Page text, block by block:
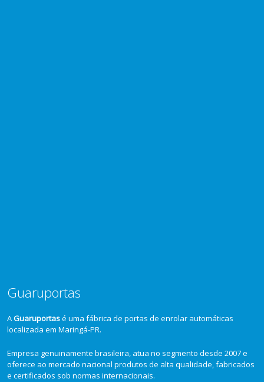
Guaruportas
AGuaruportasé uma fábrica de portas de enrolar automáticas
localizada em Maringá-PR.
Empresa genuinamente brasileira, atua no segmento desde 2007 e
oferece ao mercado nacional produtos de alta qualidade, fabricados
e certificados sob normas internacionais.